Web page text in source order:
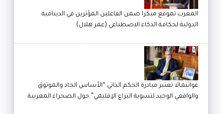
المغرب تموقع مبكرا ضمن الفاعلين المؤثرين في الدينامية
الدولية لحكامة الذكاء الاصطناعي (عمر هلال)
غواتيمالا تعتبر مبادرة الحكم الذاتي “الأساس الجاد والموثوق
والواقعي الوحيد لتسوية النزاع الإقليمي” حول الصحراء المغربية